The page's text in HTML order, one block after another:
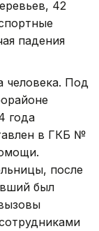
42
падения
человека. Под
года
в ГКБ №
после
был